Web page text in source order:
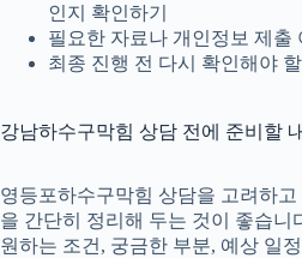
인지 확인하기
필요한 자료나 개인정보 제출
최종 진행 전 다시 확인해야
강남하수구막힘 상담 전에 준비할
영등포하수구막힘 상담을 고려하
을 간단히 정리해 두는 것이 좋습니
원하는 조건, 궁금한 부분, 예상 일